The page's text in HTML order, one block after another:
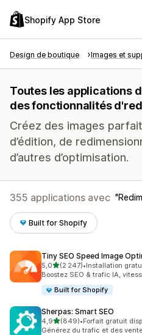
Shopify App Store
Design de boutique Images et
Toutes les applications
des fonctionnalités
Créez des images
d’édition, de
d’autres d’optimisation.
355 applications avec
Built for Shopify
Tiny SEO Speed Image
5,0étoile(s) sur 5
(2 247)
2247 avis au total
•Installation
Boostez SEO & trafic IA,
Built for Shopify
Sherpas: Smart SEO
4,9étoile(s) sur 5
(849)
849 avis au total
•Forfait gratuit
Générez du trafic et des